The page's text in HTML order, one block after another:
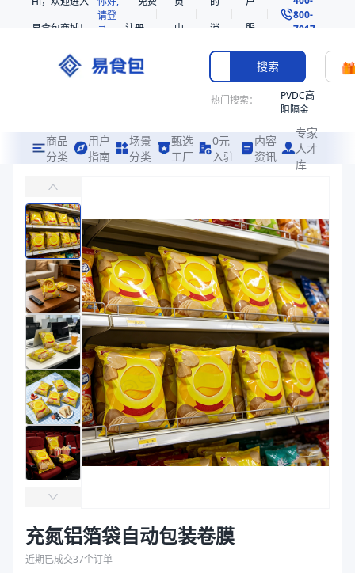
易食包商城！
请登
录
注册
中
消
息
服
务
800-
7017
搜索
热门搜索：
PVDC高
阻隔金
共挤热
收缩袋
共挤热
收缩袋
221360
烤箱袋
221330
SE53
袋
拉伸膜
商品
分类
用户
指南
场景
分类
甄选
工厂
0元
入驻
内容
资讯
专家
人才
库
易食包（EPAK）专注于充氮铝箔袋自动包装卷膜包装，提供详尽的规
价格：在线询价
商品参数
商品分类
复合膜
产品特性
支持定制
商品图片
充氮铝箔袋自动包装卷膜
近期已成交37个订单